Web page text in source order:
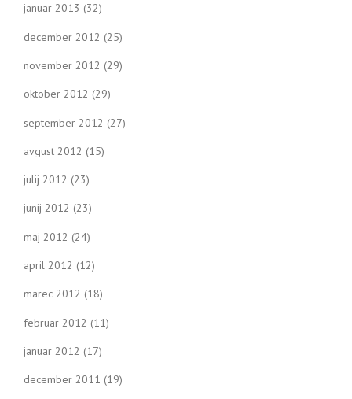
januar 2013 (32)
december 2012 (25)
november 2012 (29)
oktober 2012 (29)
september 2012 (27)
avgust 2012 (15)
julij 2012 (23)
junij 2012 (23)
maj 2012 (24)
april 2012 (12)
marec 2012 (18)
februar 2012 (11)
januar 2012 (17)
december 2011 (19)